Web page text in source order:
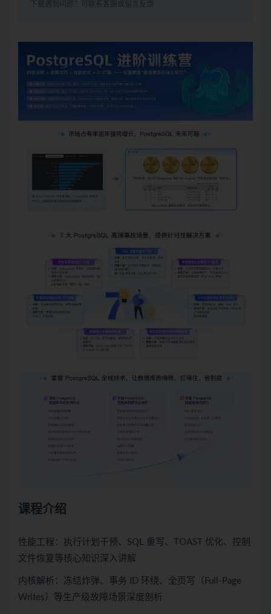
下载遇到问题？可联系客服或留言反馈
课程介绍
性能工程：执行计划干预、SQL 重写、TOAST 优化、控制
文件恢复等核心知识深入讲解
内核解析：冻结炸弹、事务 ID 环绕、全页写（Full-Page
Writes）等生产级故障场景深度剖析